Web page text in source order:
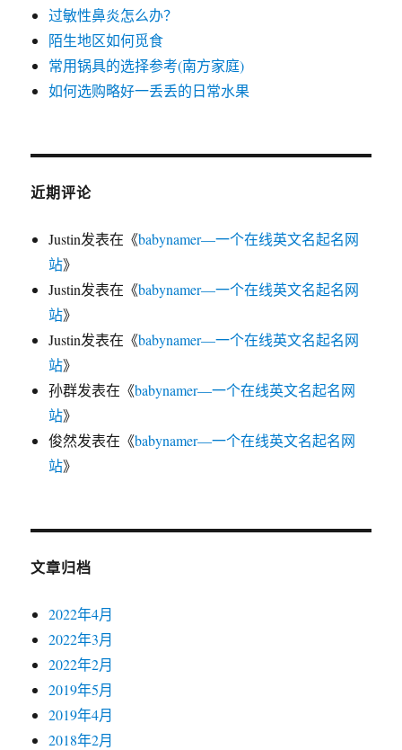
过敏性鼻炎怎么办？
陌生地区如何觅食
常用锅具的选择参考(南方家庭)
如何选购略好一丢丢的日常水果
近期评论
Justin发表在《babynamer—一个在线英文名起名网
站》
Justin发表在《babynamer—一个在线英文名起名网
站》
Justin发表在《babynamer—一个在线英文名起名网
站》
孙群发表在《babynamer—一个在线英文名起名网
站》
俊然发表在《babynamer—一个在线英文名起名网
站》
文章归档
2022年4月
2022年3月
2022年2月
2019年5月
2019年4月
2018年2月